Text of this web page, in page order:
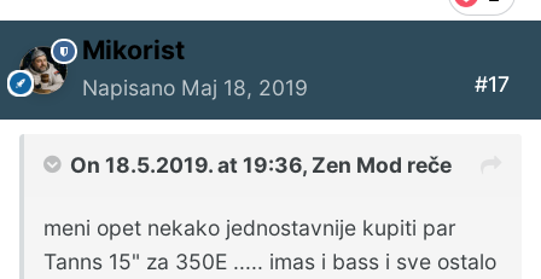
Mikorist
Napisano Maj 18, 2019 #17
On 18.5.2019. at 19:36, Zen Mod reče
meni opet nekako jednostavnije kupiti par
Tanns 15" za 350E ..... imas i bass i sve ostalo